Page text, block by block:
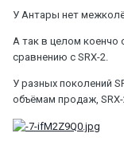
У Антары нет
А так в целом коенчо
сравнению с SRX-2.
У разных поколений
объёмам продаж,